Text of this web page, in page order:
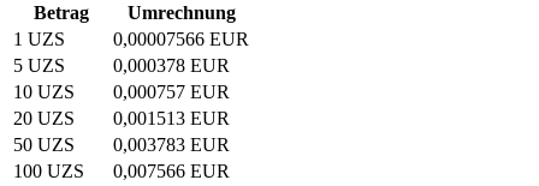
Betrag
Umrechnung
1 UZS
0,00007566 EUR
5 UZS
0,000378 EUR
10 UZS
0,000757 EUR
20 UZS
0,001513 EUR
50 UZS
0,003783 EUR
100 UZS
0,007566 EUR